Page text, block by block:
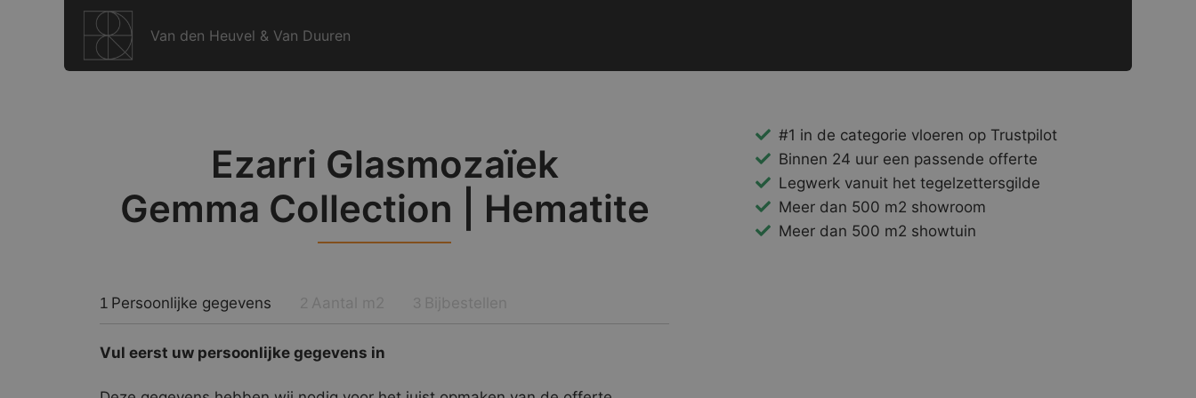
Van den Heuvel & Van Duuren
Ezarri Glasmozaïek
Gemma Collection | Hematite
1 Persoonlijke gegevens
Vul eerst uw persoonlijke gegevens in
#1 in de categorie vloeren op Trustpilot
Binnen 24 uur een passende offerte
Legwerk vanuit het tegelzettersgilde
Meer dan 500 m2 showroom
Meer dan 500 m2 showtuin